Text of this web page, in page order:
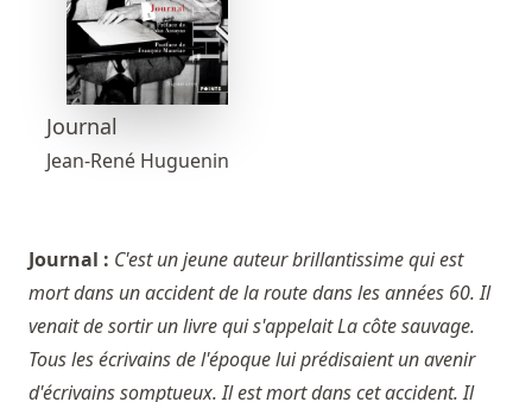
Journal
Jean-René Huguenin
Journal : C'est un jeune auteur brillantissime qui est
mort dans un accident de la route dans les années 60. Il
venait de sortir un livre qui s'appelait La côte sauvage.
Tous les écrivains de l'époque lui prédisaient un avenir
d'écrivains somptueux. Il est mort dans cet accident. Il